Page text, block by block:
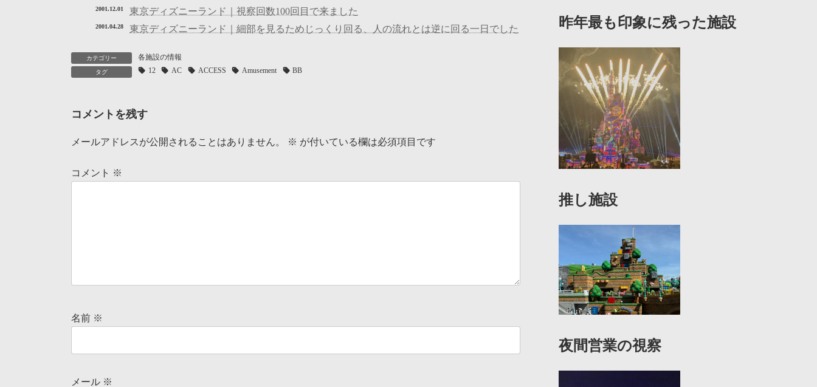
東京ディズニーランド｜視察回数100回目で来ました
2001.12.01
東京ディズニーランド｜細部を見るためじっくり回る、人の流れとは逆に回る一日でした
2001.04.28
カテゴリー 各施設の情報
タグ 12 AC ACCESS Amusement BB
コメントを残す
メールアドレスが公開されることはありません。 ※ が付いている欄は必須項目です
コメント ※
名前 ※
メール ※
昨年最も印象に残った施設
推し施設
夜間営業の視察